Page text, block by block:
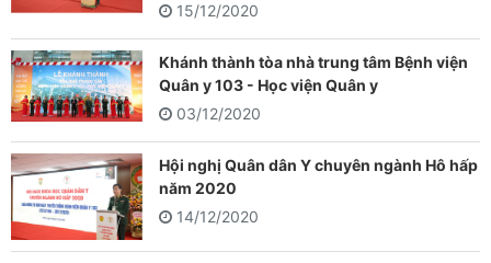
15/12/2020
Khánh thành tòa nhà trung tâm Bệnh viện
Quân y 103 - Học viện Quân y
03/12/2020
Hội nghị Quân dân Y chuyên ngành Hô hấp
năm 2020
14/12/2020